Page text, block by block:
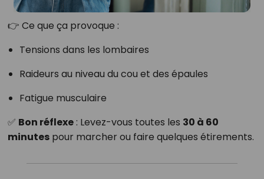
👉 Ce que ça provoque :
Tensions dans les lombaires
Raideurs au niveau du cou et des épaules
Fatigue musculaire
✅ Bon réflexe: Levez-vous toutes les 30 à 60
minutespour marcher ou faire quelques étirements.